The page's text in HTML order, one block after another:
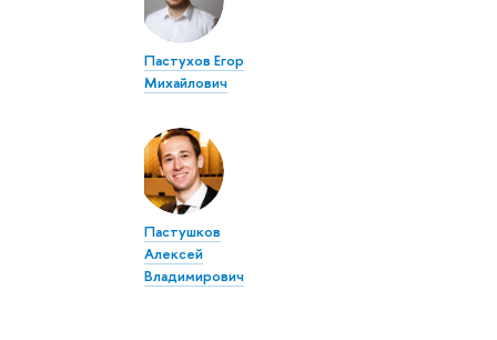
Пастухов Егор
Михайлович
Пастушков
Алексей
Владимирович